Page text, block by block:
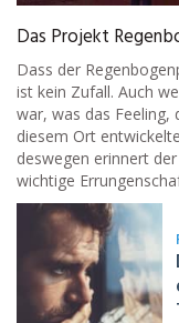
Das Projekt
Dass der
ist kein Zufall. Auch
war, was das Feeling,
diesem Ort
deswegen erinnert
wichtige